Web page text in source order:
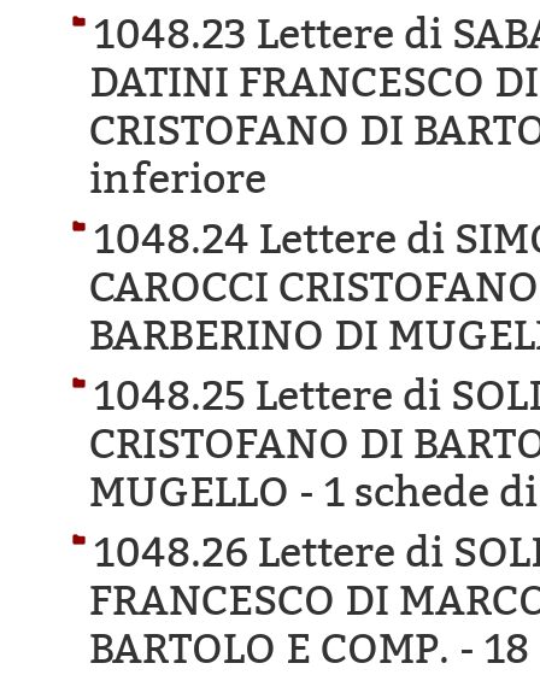
1048.23 Lettere di
DATINI FRANCESCO
CRISTOFANO DI
inferiore
1048.24 Lettere di
CAROCCI
BARBERINO DI
1048.25 Lettere di
CRISTOFANO DI
MUGELLO - 1 schede
1048.26 Lettere di
FRANCESCO DI
BARTOLO E COMP. -